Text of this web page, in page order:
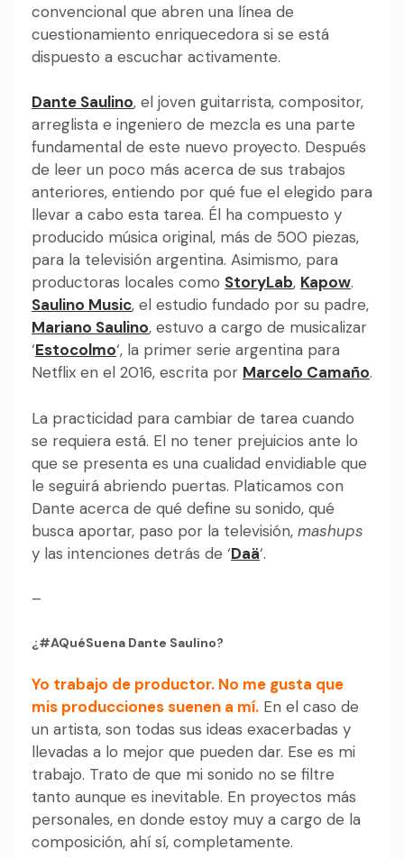
convencional que abren una línea de
cuestionamiento enriquecedora si se está
dispuesto a escuchar activamente.
Dante Saulino, el joven guitarrista, compositor,
arreglista e ingeniero de mezcla es una parte
fundamental de este nuevo proyecto. Después
de leer un poco más acerca de sus trabajos
anteriores, entiendo por qué fue el elegido para
llevar a cabo esta tarea. Él ha compuesto y
producido música original, más de 500 piezas,
para la televisión argentina. Asimismo, para
productoras locales como StoryLab, Kapow.
Saulino Music, el estudio fundado por su padre,
Mariano Saulino, estuvo a cargo de musicalizar
‘Estocolmo‘, la primer serie argentina para
Netflix en el 2016, escrita por Marcelo Camaño.
La practicidad para cambiar de tarea cuando
se requiera está. El no tener prejuicios ante lo
que se presenta es una cualidad envidiable que
le seguirá abriendo puertas. Platicamos con
Dante acerca de qué define su sonido, qué
busca aportar, paso por la televisión, mashups
y las intenciones detrás de ‘Daä‘.
–
¿#AQuéSuena Dante Saulino?
Yo trabajo de productor. No me gusta que
mis producciones suenen a mí. En el caso de
un artista, son todas sus ideas exacerbadas y
llevadas a lo mejor que pueden dar. Ese es mi
trabajo. Trato de que mi sonido no se filtre
tanto aunque es inevitable. En proyectos más
personales, en donde estoy muy a cargo de la
composición, ahí sí, completamente.